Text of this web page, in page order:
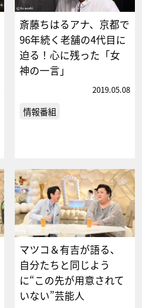
斎藤ちはるアナ、京都で
96年続く老舗の4代目に
迫る！心に残った「女
神の一言」
2019.05.08
情報番組
マツコ＆有吉が語る、
自分たちと同じよう
に“この先が用意されて
いない”芸能人